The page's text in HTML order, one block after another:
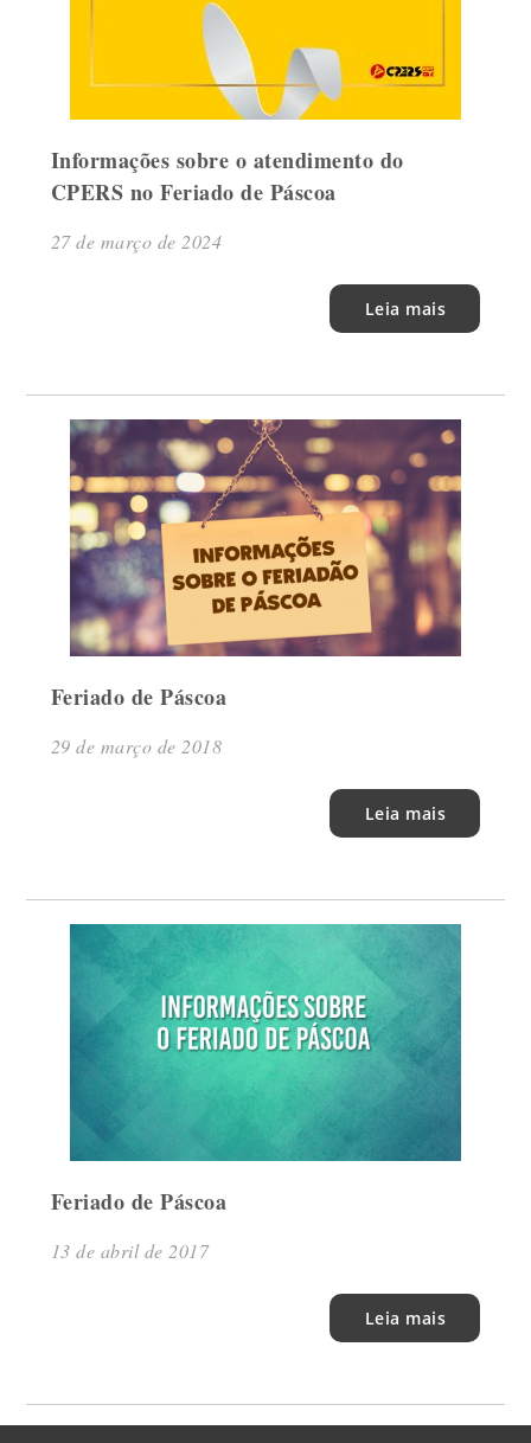
Informações sobre o atendimento do
CPERS no Feriado de Páscoa
27 de março de 2024
Leia mais
Feriado de Páscoa
29 de março de 2018
Leia mais
Feriado de Páscoa
13 de abril de 2017
Leia mais